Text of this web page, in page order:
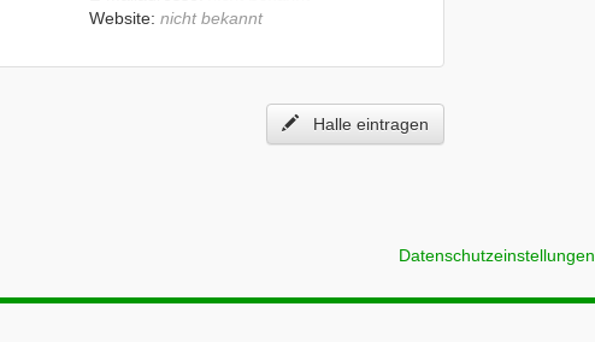
Website: nicht bekannt
Halle eintragen
Datenschutzeinstellungen